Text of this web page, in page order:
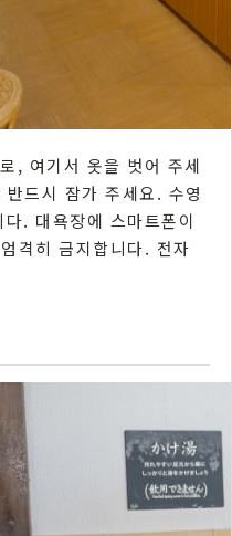
, 여기서 옷을 벗어 주세
드시 잠가 주세요. 수영
. 대욕장에 스마트폰이
격히 금지합니다. 전자